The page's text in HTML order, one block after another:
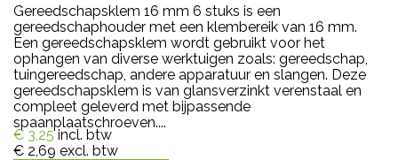
Gereedschapsklem 16 mm 6 stuks is een
gereedschaphouder met een klembereik van 16 mm.
Een gereedschapsklem wordt gebruikt voor het
ophangen van diverse werktuigen zoals: gereedschap,
tuingereedschap, andere apparatuur en slangen. Deze
gereedschapsklem is van glansverzinkt verenstaal en
compleet geleverd met bijpassende
spaanplaatschroeven....
€ 3,25 incl. btw
€ 2,69 excl. btw